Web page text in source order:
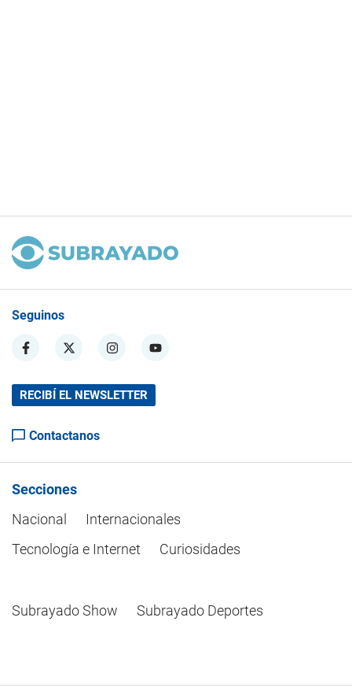
Seguinos
RECIBÍ EL NEWSLETTER
Contactanos
Secciones
Nacional
Internacionales
Tecnología e Internet
Curiosidades
Subrayado Show Subrayado Deportes